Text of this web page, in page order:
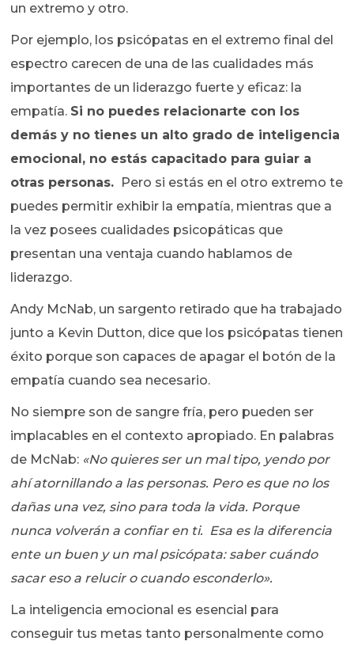
un extremo y otro.
Por ejemplo, los psicópatas en el extremo final del
espectro carecen de una de las cualidades más
importantes de un liderazgo fuerte y eficaz: la
empatía. Si no puedes relacionarte con los
demás y no tienes un alto grado de inteligencia
emocional, no estás capacitado para guiar a
otras personas.
Pero si estás en el otro extremo te
puedes permitir exhibir la empatía, mientras que a
la vez posees cualidades psicopáticas que
presentan una ventaja cuando hablamos de
liderazgo.
Andy McNab, un sargento retirado que ha trabajado
junto a Kevin Dutton, dice que los psicópatas tienen
éxito porque son capaces de apagar el botón de la
empatía cuando sea necesario.
No siempre son de sangre fría, pero pueden ser
implacables en el contexto apropiado. En palabras
de McNab: «No quieres ser un mal tipo, yendo por
ahí atornillando a las personas. Pero es que no los
dañas una vez, sino para toda la vida. Porque
nunca volverán a confiar en ti. Esa es la diferencia
ente un buen y un mal psicópata: saber cuándo
sacar eso a relucir o cuando esconderlo».
La inteligencia emocional es esencial para
conseguir tus metas tanto personalmente como